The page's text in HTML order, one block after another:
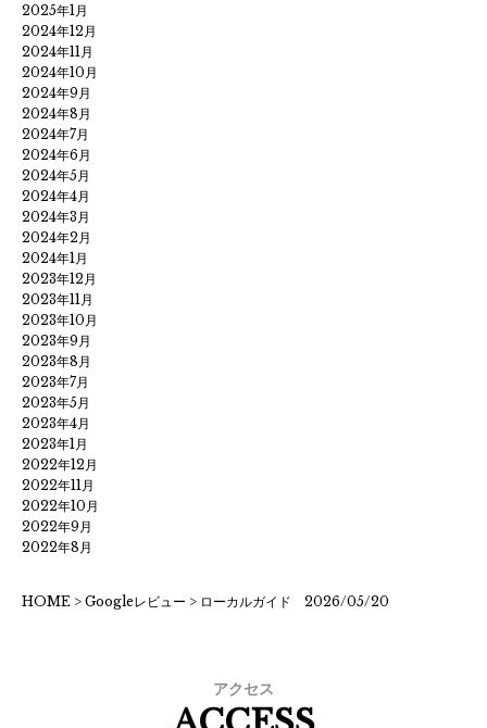
2025年1月
2024年12月
2024年11月
2024年10月
2024年9月
2024年8月
2024年7月
2024年6月
2024年5月
2024年4月
2024年3月
2024年2月
2024年1月
2023年12月
2023年11月
2023年10月
2023年9月
2023年8月
2023年7月
2023年5月
2023年4月
2023年1月
2022年12月
2022年11月
2022年10月
2022年9月
2022年8月
HOME > Googleレビュー > ローカルガイド 2026/05/20
アクセス